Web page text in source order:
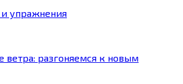
упражнения
ветра: разгоняемся к новым